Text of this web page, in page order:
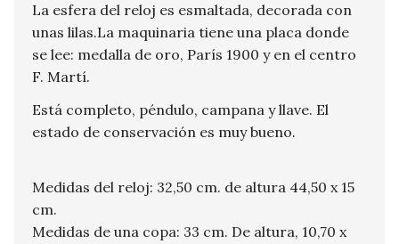
La esfera del reloj es esmaltada, decorada con
unas lilas.La maquinaria tiene una placa donde
se lee: medalla de oro, París 1900 y en el centro
F. Martí.
Está completo, péndulo, campana y llave. El
estado de conservación es muy bueno.
Medidas del reloj: 32,50 cm. de altura 44,50 x 15
cm.
Medidas de una copa: 33 cm. De altura, 10,70 x